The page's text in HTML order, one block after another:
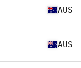
AUS
AUS